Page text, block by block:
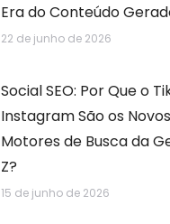
Era do Conteúdo
22 de junho de 2026
Social SEO: Por Que o
Instagram São os Novos
Motores de Busca da
Z?
15 de junho de 2026